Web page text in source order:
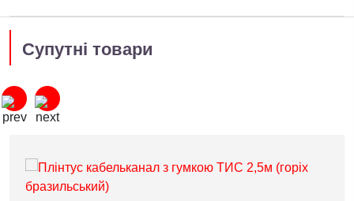
Супутні товари